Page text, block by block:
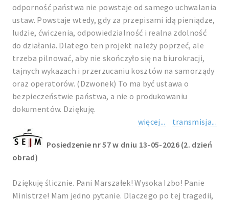
odporność państwa nie powstaje od samego uchwalania
ustaw. Powstaje wtedy, gdy za przepisami idą pieniądze,
ludzie, ćwiczenia, odpowiedzialność i realna zdolność
do działania. Dlatego ten projekt należy poprzeć, ale
trzeba pilnować, aby nie skończyło się na biurokracji,
tajnych wykazach i przerzucaniu kosztów na samorządy
oraz operatorów. (Dzwonek) To ma być ustawa o
bezpieczeństwie państwa, a nie o produkowaniu
dokumentów. Dziękuję.
więcej...
transmisja...
Posiedzenie nr 57 w dniu 13-05-2026 (2. dzień
obrad)
Dziękuję ślicznie. Pani Marszałek! Wysoka Izbo! Panie
Ministrze! Mam jedno pytanie. Dlaczego po tej tragedii,